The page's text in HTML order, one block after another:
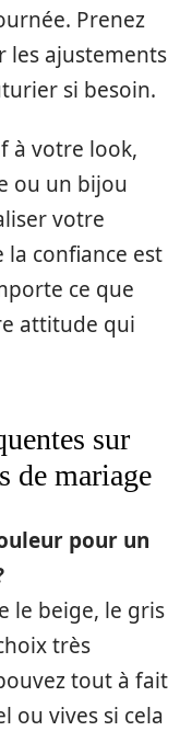
Prenez
les ajustements
si besoin.
à votre look,
ou un bijou
votre
la confiance est
ce que
attitude qui
sur
de mariage
pour un
le beige, le gris
très
tout à fait
ou vives si cela